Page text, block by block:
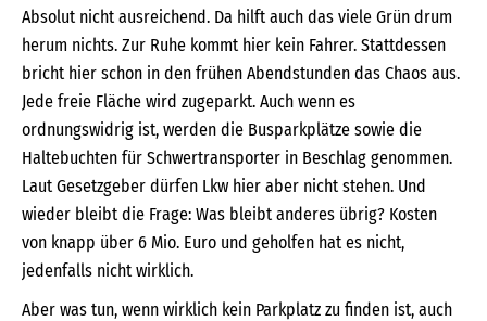
Absolut nicht ausreichend. Da hilft auch das viele Grün drum
herum nichts. Zur Ruhe kommt hier kein Fahrer. Stattdessen
bricht hier schon in den frühen Abendstunden das Chaos aus.
Jede freie Fläche wird zugeparkt. Auch wenn es
ordnungswidrig ist, werden die Busparkplätze sowie die
Haltebuchten für Schwertransporter in Beschlag genommen.
Laut Gesetzgeber dürfen Lkw hier aber nicht stehen. Und
wieder bleibt die Frage: Was bleibt anderes übrig? Kosten
von knapp über 6 Mio. Euro und geholfen hat es nicht,
jedenfalls nicht wirklich.
Aber was tun, wenn wirklich kein Parkplatz zu finden ist, auch